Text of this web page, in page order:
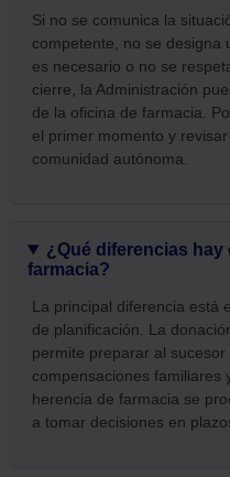
Si no se comunica la
competente, no se designa
es necesario o no se
cierre, la Administración
de la oficina de farmacia.
el primer momento y
comunidad autónoma.
¿Qué diferencias
farmacia?
La principal diferencia está
de planificación. La
permite preparar al
compensaciones familiares
herencia de farmacia se
a tomar decisiones en